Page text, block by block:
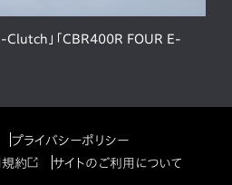
Clutch」「CBR400R FOUR E-
プライバシーポリシー
規約
サイトのご利用について